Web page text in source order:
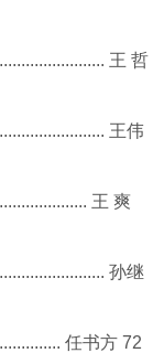
王 哲
王伟
王 爽
孙继
任书方 72